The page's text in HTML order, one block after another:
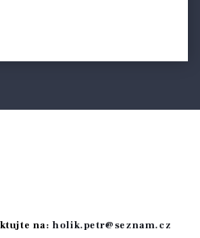
na:holik.petr@seznam.cz